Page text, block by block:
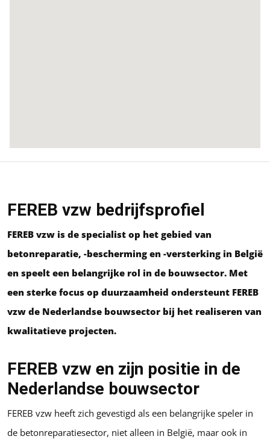
FEREB vzw bedrijfsprofiel
FEREB vzw is de specialist op het gebied van
betonreparatie, -bescherming en -versterking in België
en speelt een belangrijke rol in de bouwsector. Met
een sterke focus op duurzaamheid ondersteunt FEREB
vzw de Nederlandse bouwsector bij het realiseren van
kwalitatieve projecten.
FEREB vzw en zijn positie in de
Nederlandse bouwsector
FEREB vzw heeft zich gevestigd als een belangrijke speler in
de betonreparatiesector, niet alleen in België, maar ook in